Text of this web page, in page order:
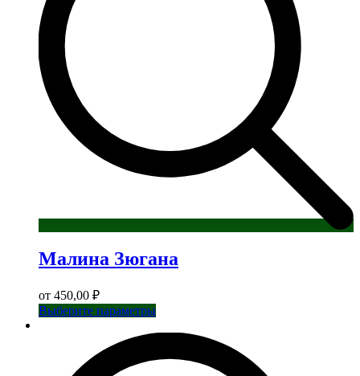
Малина Зюгана
от 450,00 ₽
Выберите параметрыЭтот
вариаций.